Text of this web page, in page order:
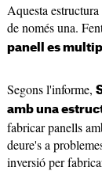
Aquesta
de només una.
panell es
Segons l'informe,
amb una
fabricar panells
deure's a
inversió per